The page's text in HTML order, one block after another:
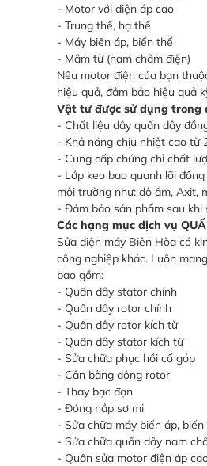
- Motor với điện áp cao
- Trung thế, hạ thế
- Máy biến áp, biến thế
- Mâm từ (nam châm điện)
Nếu motor điện của bạn
hiệu quả, đảm bảo hiệu quả
Vật tư được sử dụng trong
- Chất liệu dây quấn dây
- Khả năng chịu nhiệt cao từ
- Cung cấp chứng chỉ chất
- Lớp keo bao quanh lõi
môi trường như: độ ẩm, Axit,
- Đảm bảo sản phẩm sau
Các hạng mục dịch vụ
Sửa điện máy Biên Hòa có
công nghiệp khác. Luôn
bao gồm:
- Quấn dây stator chính
- Quấn dây rotor chính
- Quấn dây rotor kích từ
- Quấn dây stator kích từ
- Sửa chữa phục hồi cổ góp
- Cân bằng động rotor
- Thay bạc đạn
- Đóng nắp sơ mi
- Sửa chữa máy biến áp,
- Sửa chữa quấn dây nam
- Quấn sửa motor điện áp